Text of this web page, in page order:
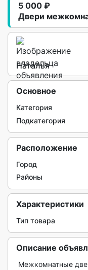
Двери
5 000 ₽
Наталья
Основное
Категория
Подкатегория
Расположение
Город
Районы
Характеристики
Тип товара
Описание